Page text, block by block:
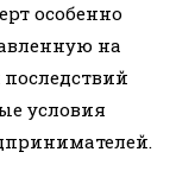
особенно
на
условия